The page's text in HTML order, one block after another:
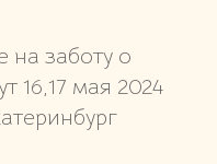
заботу о
16,17 мая 2024